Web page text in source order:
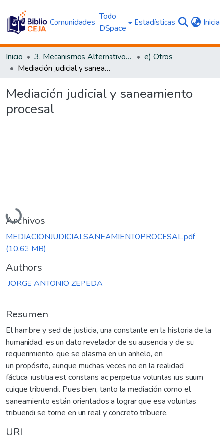
Comunidades
Todo
DSpace
Estadísticas
Inicio 3. Mecanismos Alternativos al Proceso Judicial
e) Otros
Mediación judicial y saneamiento procesal
Mediación judicial y saneamiento
procesal
Cargando...
Archivos
MEDIACIONJUDICIALSANEAMIENTOPROCESAL.pdf
(10.63 MB)
Authors
JORGE ANTONIO ZEPEDA
Resumen
El hambre y sed de justicia, una constante en la historia de la
humanidad, es un dato revelador de su ausencia y de su
requerimiento, que se plasma en un anhelo, en
un propósito, aunque muchas veces no en la realidad
fáctica: iustitia est constans ac perpetua voluntas ius suum
cuique tribuendi. Pues bien, tanto la mediación como el
saneamiento están orientados a lograr que esa voluntas
tribuendi se torne en un real y concreto tríbuere.
URI